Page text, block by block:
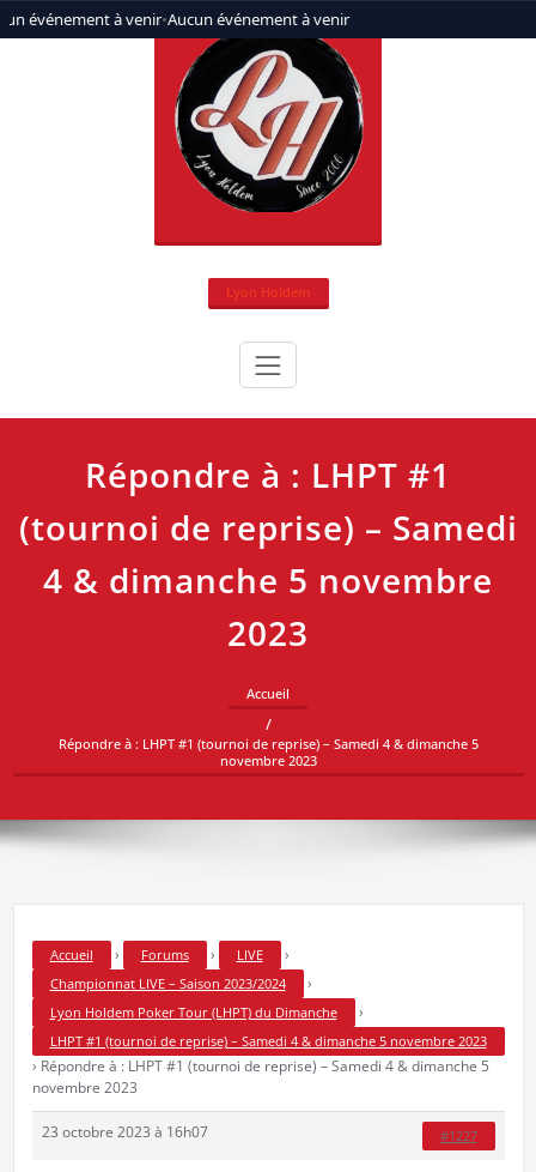
événement à venir•Aucun événement à venir
Aller
au
Lyon Holdem
Répondre à : LHPT #1
(tournoi de reprise) – Samedi
4 & dimanche 5 novembre
2023
Accueil
Répondre à : LHPT #1 (tournoi de reprise) – Samedi 4 & dimanche 5
novembre 2023
Accueil › Forums › LIVE ›
Championnat LIVE – Saison 2023/2024 ›
Lyon Holdem Poker Tour (LHPT) du Dimanche ›
LHPT #1 (tournoi de reprise) – Samedi 4 & dimanche 5 novembre 2023
› Répondre à : LHPT #1 (tournoi de reprise) – Samedi 4 & dimanche 5
novembre 2023
23 octobre 2023 à 16h07 #1227